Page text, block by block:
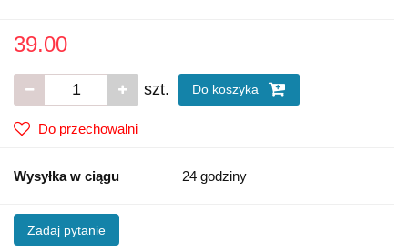
39.00
szt. Do koszyka
Do przechowalni
Wysyłka w ciągu 24 godziny
Zadaj pytanie